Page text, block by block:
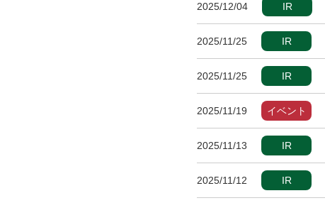
2025/12/04 IR
2025/11/25 IR
2025/11/25 IR
2025/11/19 イベント
2025/11/13 IR
2025/11/12 IR